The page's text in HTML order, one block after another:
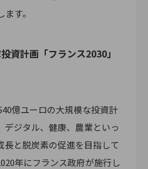
す。
資計画「フランス2030」
億ユーロの大規模な投資計
デジタル、健康、農業といっ
長と脱炭素の促進を目指して
年にフランス政府が施行し